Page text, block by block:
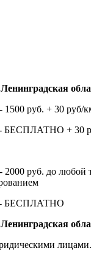
1500 руб. + 30 руб/
- БЕСПЛАТНО + 30
2000 руб. до любой
- БЕСПЛАТНО
лицами.